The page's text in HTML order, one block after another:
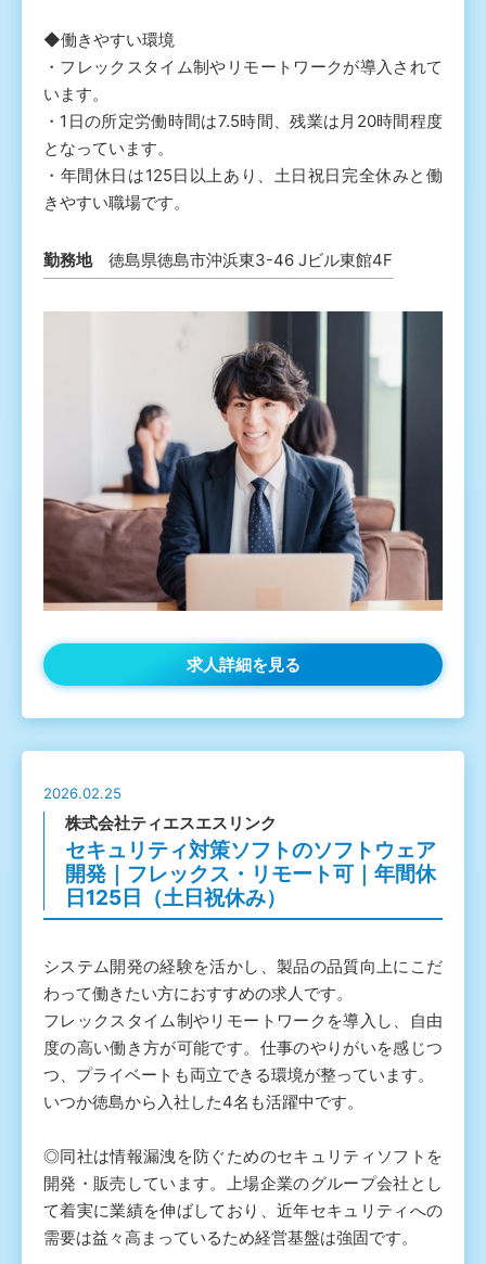
◆働きやすい環境
・フレックスタイム制やリモートワークが導入されて
います。
・1日の所定労働時間は7.5時間、残業は月20時間程度
となっています。
・年間休日は125日以上あり、土日祝日完全休みと働
きやすい職場です。
勤務地 徳島県徳島市沖浜東3-46 Jビル東館4F
求人詳細を見る
2026.02.25
株式会社ティエスエスリンク
セキュリティ対策ソフトのソフトウェア
開発｜フレックス・リモート可｜年間休
日125日（土日祝休み）
システム開発の経験を活かし、製品の品質向上にこだ
わって働きたい方におすすめの求人です。
フレックスタイム制やリモートワークを導入し、自由
度の高い働き方が可能です。仕事のやりがいを感じつ
つ、プライベートも両立できる環境が整っています。
いつか徳島から入社した4名も活躍中です。
◎同社は情報漏洩を防ぐためのセキュリティソフトを
開発・販売しています。上場企業のグループ会社とし
て着実に業績を伸ばしており、近年セキュリティへの
需要は益々高まっているため経営基盤は強固です。